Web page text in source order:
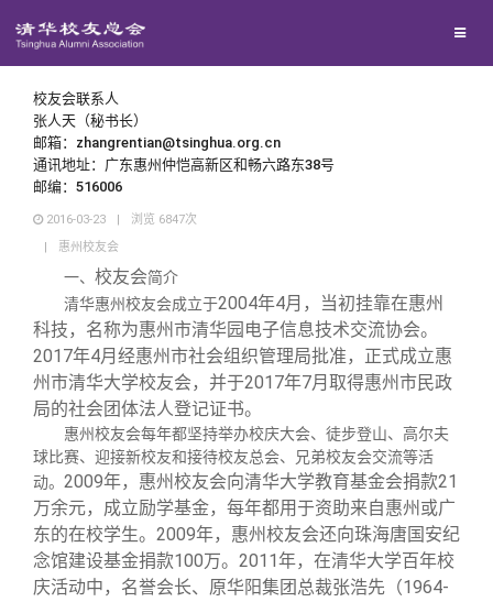
回馈母校
捐赠项目
捐赠新闻
捐赠纪事
捐赠方法
义工计划
媒体平台
《清华校友通讯》
《水木清华》
我要订阅
新媒体平台
百年清华
清华人物
清华故事
青春风采
校友文苑
校友服务
终身学习
信息化服务
三创大赛
校友总会
总会简介
会长致辞
关闭
校友会联系人
张人天（秘书长）
邮箱：zhangrentian@tsinghua.org.cn
通讯地址：广东惠州仲恺高新区和畅六路东38号
邮编：516006
2016-03-23 | 浏览 6847次
|
惠州校友会
一、 校友会简介
清华惠州校友会成立于2004年4月，当初挂靠在惠州
科技，名称为惠州市清华园电子信息技术交流协会。
2017年4月经惠州市社会组织管理局批准，正式成立惠
州市清华大学校友会，并于2017年7月取得惠州市民政
局的社会团体法人登记证书。
惠州校友会每年都坚持举办校庆大会、徒步登山、高尔夫
球比赛、迎接新校友和接待校友总会、兄弟校友会交流等活
动。 2009年，惠州校友会向清华大学教育基金会捐款21
万余元，成立励学基金，每年都用于资助来自惠州或广
东的在校学生。2009年，惠州校友会还向珠海唐国安纪
念馆建设基金捐款100万。2011年，在清华大学百年校
庆活动中，名誉会长、原华阳集团总裁张浩先（1964-